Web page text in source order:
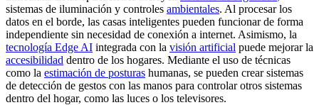
sistemas de iluminación y controles ambientales. Al procesar los
datos en el borde, las casas inteligentes pueden funcionar de forma
independiente sin necesidad de conexión a internet. Asimismo, la
tecnología Edge AI integrada con la visión artificial puede mejorar la
accesibilidad dentro de los hogares. Mediante el uso de técnicas
como la estimación de posturas humanas, se pueden crear sistemas
de detección de gestos con las manos para controlar otros sistemas
dentro del hogar, como las luces o los televisores.